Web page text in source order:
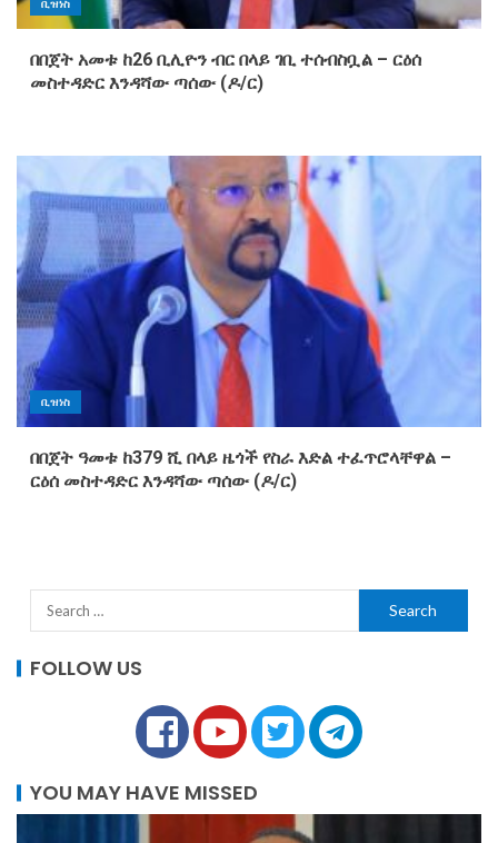
ቢዝነስ
በበጀት አመቱ ከ26 ቢሊዮን ብር በላይ ገቢ ተሰብስቧል – ርዕሰ
መስተዳድር እንዳሻው ጣሰው (ዶ/ር)
ቢዝነስ
በበጀት ዓመቱ ከ379 ሺ በላይ ዜጎች የስራ እድል ተፈጥሮላቸዋል –
ርዕሰ መስተዳድር እንዳሻው ጣሰው (ዶ/ር)
FOLLOW US
YOU MAY HAVE MISSED